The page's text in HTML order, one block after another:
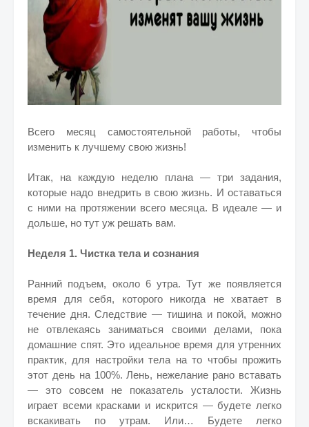
Всего месяц самостоятельной работы, чтобы
изменить к лучшему свою жизнь!
Итак, на каждую неделю плана — три задания,
которые надо внедрить в свою жизнь. И оставаться
с ними на протяжении всего месяца. В идеале — и
дольше, но тут уж решать вам.
Неделя 1. Чистка тела и сознания
Ранний подъем, около 6 утра. Тут же появляется
время для себя, которого никогда не хватает в
течение дня. Следствие — тишина и покой, можно
не отвлекаясь заниматься своими делами, пока
домашние спят. Это идеальное время для утренних
практик, для настройки тела на то чтобы прожить
этот день на 100%. Лень, нежелание рано вставать
— это совсем не показатель усталости. Жизнь
играет всеми красками и искрится — будете легко
вскакивать по утрам. Или… Будете легко